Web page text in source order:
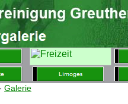
Galerie